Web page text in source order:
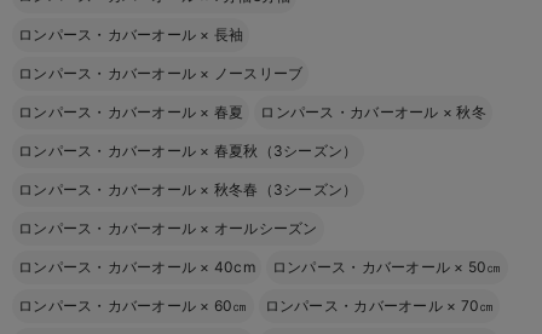
ロンパース・カバーオール × 長袖
ロンパース・カバーオール × ノースリーブ
ロンパース・カバーオール × 春夏 ロンパース・カバーオール ×秋冬
ロンパース・カバーオール × 春夏秋（3シーズン）
ロンパース・カバーオール × 秋冬春（3シーズン）
ロンパース・カバーオール × オールシーズン
ロンパース・カバーオール × 40cm ロンパース・カバーオール × 50㎝
ロンパース・カバーオール × 60㎝ ロンパース・カバーオール × 70㎝